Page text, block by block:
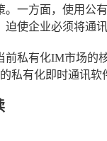
一方面，使用公
使企业必须将通
私有化IM市场的
私有化即时通讯软